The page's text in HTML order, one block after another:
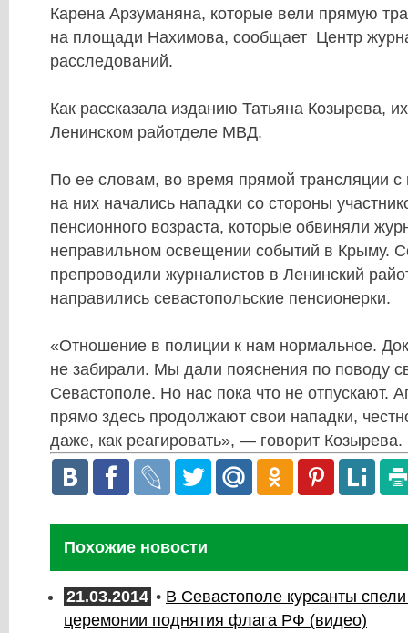
Карена Арзуманяна, которые вели прямую
на площади Нахимова, сообщает Центр
расследований.
Как рассказала изданию Татьяна Козырева,
Ленинском райотделе МВД.
По ее словам, во время прямой трансляции
на них начались нападки со стороны
пенсионного возраста, которые обвиняли
неправильном освещении событий в Крыму.
препроводили журналистов в Ленинский
направились севастопольские пенсионерки.
«Отношение в полиции к нам нормальное.
не забирали. Мы дали пояснения по поводу
Севастополе. Но нас пока что не отпускают.
прямо здесь продолжают свои нападки,
даже, как реагировать», — говорит Козырева.
Похожие новости
21.03.2014 • В Севастополе курсанты
церемонии поднятия флага РФ (видео)